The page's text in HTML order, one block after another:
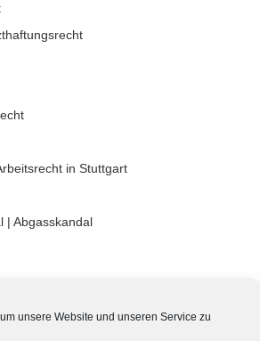
unsere Website und unseren Service zu
in Stuttgart
| Abgasskandal